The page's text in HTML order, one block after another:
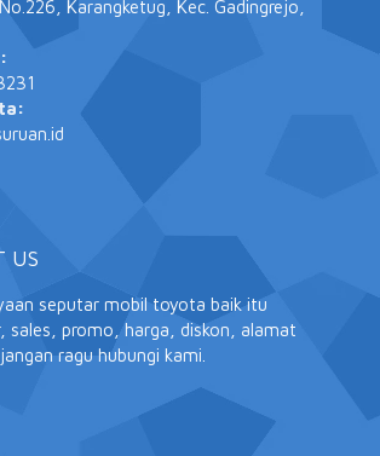
Karangketug, Kec. Gadingrejo,
US
seputar mobil toyota baik itu
sales, promo, harga, diskon, alamat
ragu hubungi kami.